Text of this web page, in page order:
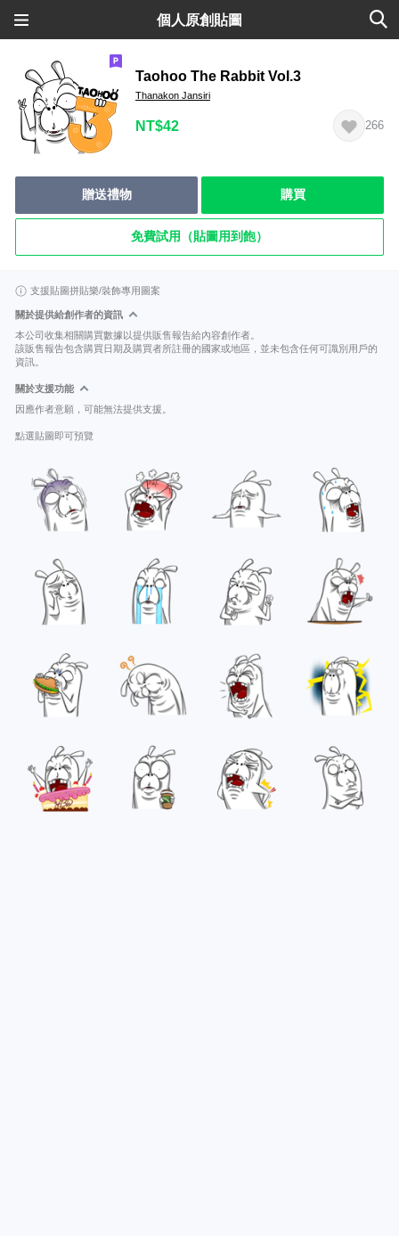
個人原創貼圖
Taohoo The Rabbit Vol.3
Thanakon Jansiri
NT$42 266
贈送禮物 購買
免費試用（貼圖用到飽）
支援貼圖拼貼樂/裝飾專用圖案
關於提供給創作者的資訊
本公司收集相關購買數據以提供販售報告給內容創作者。
該販售報告包含購買日期及購買者所註冊的國家或地區，並未包含任何可識別用戶的
資訊。
關於支援功能
因應作者意願，可能無法提供支援。
點選貼圖即可預覽